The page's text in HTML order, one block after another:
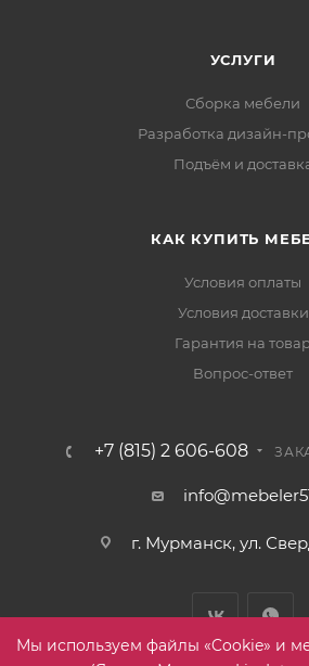
УСЛУГИ
Сборка мебели
Разработка дизайн-
Подъём и
КАК КУПИТЬ
Условия оплаты
Условия доставки
Гарантия на товар
Вопрос-ответ
+7 (815) 2 606-608
г. Мурманск, ул.
Мы используем файлы «Cookie» и